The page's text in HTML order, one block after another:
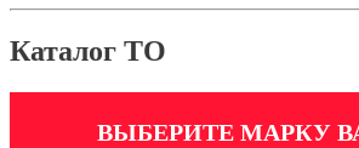
Каталог ТО
ВЫБЕРИТЕ МАРКУ